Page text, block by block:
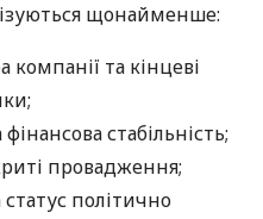
щонайменше:
та кінцеві
фінансова стабільність;
провадження;
політично